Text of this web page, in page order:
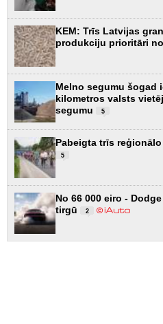
KEM: Trīs Latvijas
produkciju prioritāri
Melno segumu šogad
kilometros valsts
segumu
5
Pabeigta trīs
5
No 66 000 eiro -
tirgū
2